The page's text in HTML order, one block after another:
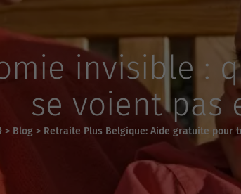
invisible :
se voient pas
> Blog > Retraite Plus Belgique: Aide gratuite pour